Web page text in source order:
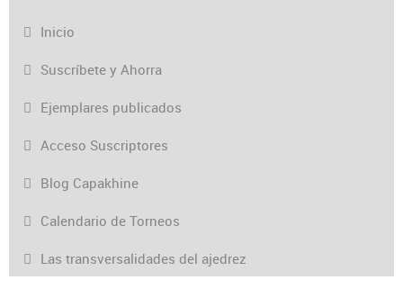
Inicio
Suscríbete y Ahorra
Ejemplares publicados
Acceso Suscriptores
Blog Capakhine
Calendario de Torneos
Las transversalidades del ajedrez